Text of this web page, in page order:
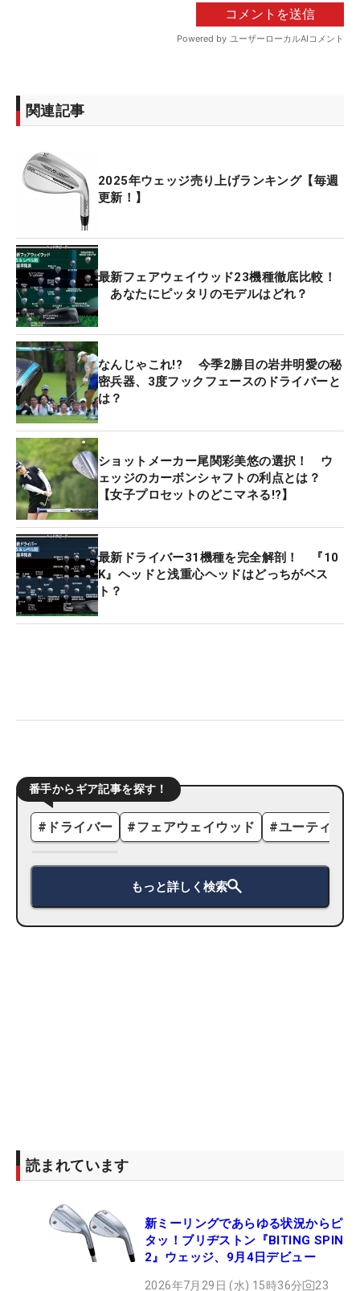
関連記事
2025年ウェッジ売り上げランキング【毎週
更新！】
最新フェアウェイウッド23機種徹底比較！
あなたにピッタリのモデルはどれ？
なんじゃこれ!? 今季2勝目の岩井明愛の秘
密兵器、3度フックフェースのドライバーと
は？
ショットメーカー尾関彩美悠の選択！ ウ
ェッジのカーボンシャフトの利点とは？
【女子プロセットのどこマネる!?】
最新ドライバー31機種を完全解剖！ 『10
K』ヘッドと浅重心ヘッドはどっちがベス
ト？
番手からギア記事を探す！
# ドライバー #フェアウェイウッド #ユーティリ
もっと詳しく検索
読まれています
新ミーリングであらゆる状況からピ
タッ！ブリヂストン『BITING SPIN
2』ウェッジ、9月4日デビュー
2026年7月29日 (水) 15時36分 23